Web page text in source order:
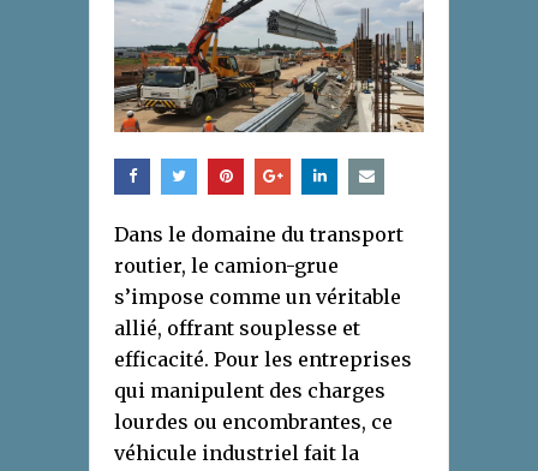
Dans le domaine du transport
routier, le camion-grue
s’impose comme un véritable
allié, offrant souplesse et
efficacité. Pour les entreprises
qui manipulent des charges
lourdes ou encombrantes, ce
véhicule industriel fait la